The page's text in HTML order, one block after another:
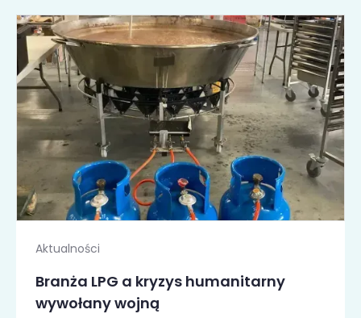
Aktualności
Branża LPG a kryzys humanitarny
wywołany wojną